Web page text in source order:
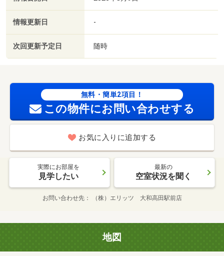
情報更新日 -
次回更新予定日 随時
無料・簡単2項目！
この物件にお問い合わせする
お気に入りに追加する
実際にお部屋を
見学したい
最新の
空室状況を聞く
お問い合わせ先 （株）エリッツ 大和高田駅前店
地図